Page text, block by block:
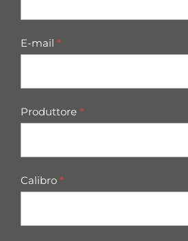
E-mail *
Produttore *
Calibro *